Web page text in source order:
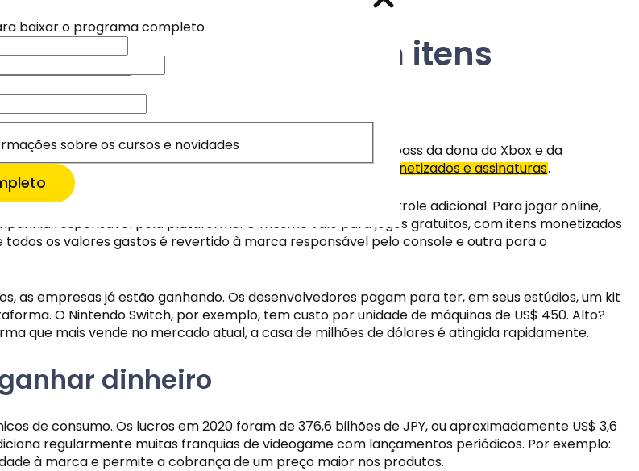
consoles: jogos com itens
há outras formas de lucrar com os games além do gamepass da dona do Xbox e da
de itens adicionais para os consoles, jogos com itens monetizados e assinaturas.
É preciso de jogos. E se tiver mais um jogador, um controle adicional. Para jogar online,
responsável pela plataforma. O mesmo vale para jogos gratuitos, com itens monetizados
os valores gastos é revertido à marca responsável pelo console e outra para o
as empresas já estão ganhando. Os desenvolvedores pagam para ter, em seus estúdios, um kit
O Nintendo Switch, por exemplo, tem custo por unidade de máquinas de US$ 450. Alto?
que mais vende no mercado atual, a casa de milhões de dólares é atingida rapidamente.
dinheiro
de consumo. Os lucros em 2020 foram de 376,6 bilhões de JPY, ou aproximadamente US$ 3,6
regularmente muitas franquias de videogame com lançamentos periódicos. Por exemplo:
à marca e permite a cobrança de um preço maior nos produtos.
sobre os cursos e novidades
e receba novidades, conteúdos exclusivos e ofertas
Não perca nada!
e receba novidades, conteúdos exclusivos e ofertas
Não perca nada!
baixar o programa completo
sobre os cursos e novidades